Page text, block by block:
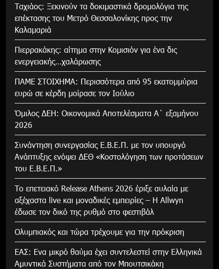
Tαχιάος: Ξεκινούν τα δοκιμαστικά δρομολόγια της
επέκτασης του Μετρό Θεσσαλονίκης προς την
Καλαμαριά
Πιερρακάκης: αίτημα στην Κομισιόν για ένα δις
ενεργειακής…χαλάρωσης
ΠΑΜΕ ΣΤΟΙΧΗΜΑ: Περισσότερα από 95 εκατομμύρια
ευρώ σε κέρδη μοίρασε τον Ιούλιο
Όμιλος ΔΕΗ: Οικονομικά Αποτελέσματα Α΄ εξαμήνου
2026
Συνάντηση συνεργασίας Ε.Β.Ε.Π. με τον υπουργό
Ανάπτυξης ενόψει ΔΕΘ «Κοστολόγηση των προτάσεων
του Ε.Β.Ε.Π.»
Το επετειακό Release Athens 2026 έριξε αυλαία με
αξέχαστα live και μοναδικές εμπειρίες – Η Allwyn
έδωσε τον δικό της ρυθμό στο φεστιβάλ
Ολυμπιακός και τώρα τρέχουμε για την πρόκριση
ΕΑΣ: Ενα μικρό θαύμα έχει συντελεστεί στην Ελληνικά
Αμυντικά Συστήματα από τον Μπουτσικάκη